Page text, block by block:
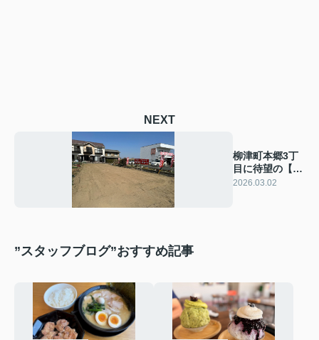
NEXT
柳津町本郷3丁
目に待望の【売
地】が登場しま
2026.03.02
”スタッフブログ”おすすめ記事